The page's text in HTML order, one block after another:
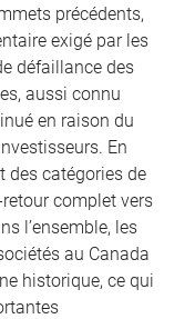
précédents,
exigé par les
défaillance des
aussi connu
en raison du
En
des catégories de
complet vers
l’ensemble, les
au Canada
historique, ce qui